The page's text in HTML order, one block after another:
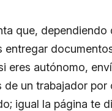
que, dependiendo
entregar
eres autónomo,
de un trabajador por
igual la página te